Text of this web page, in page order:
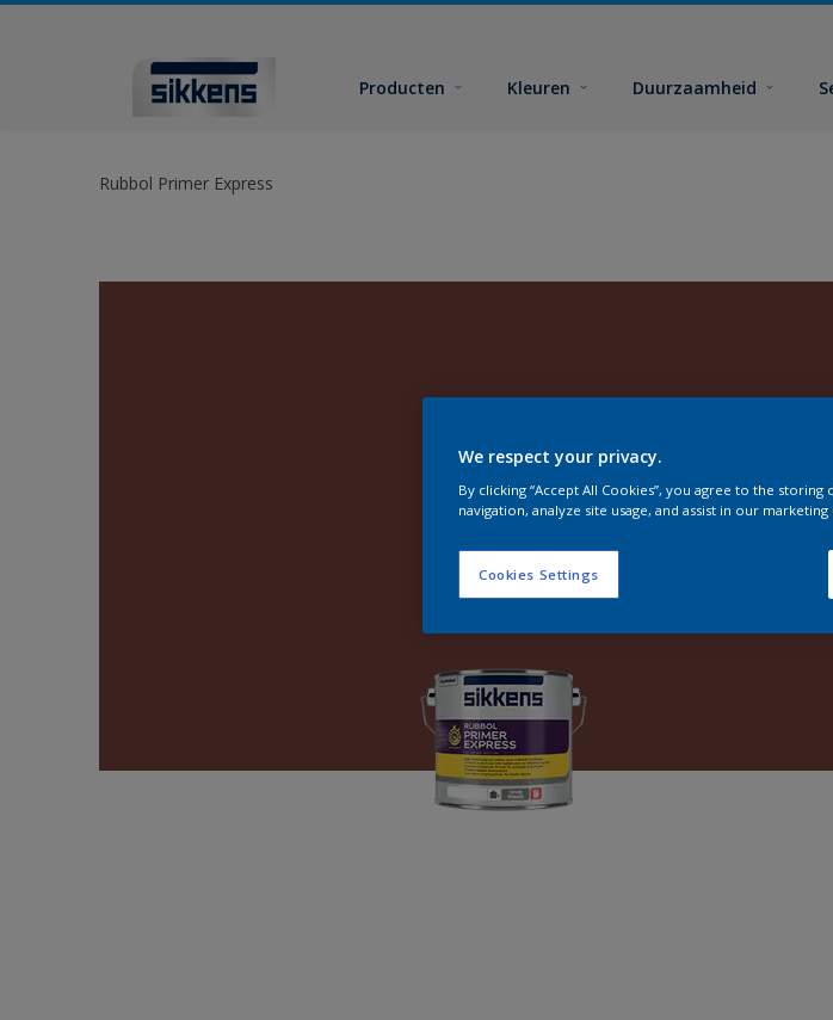
Producten Kleuren Duurzaamheid
Rubbol Primer Express
We respect your privacy.
By clicking “Accept All Cookies”, you agree to the
navigation, analyze site usage, and assist in our
Cookies Settings